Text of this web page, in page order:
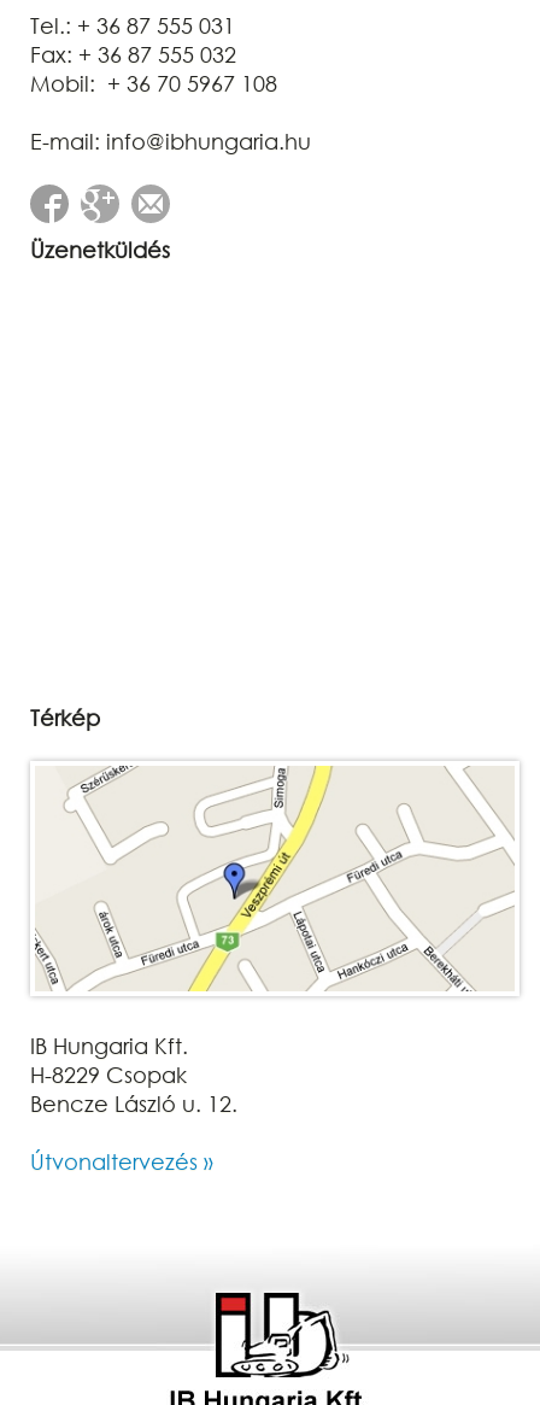
Tel.: + 36 87 555 031
Fax: + 36 87 555 032
Mobil: + 36 70 5967 108
E-mail: info@ibhungaria.hu
Üzenetküldés
Térkép
IB Hungaria Kft.
H-8229 Csopak
Bencze László u. 12.
Útvonaltervezés »